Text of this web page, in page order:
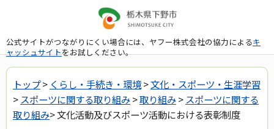
公式サイトがつながりにくい場合には、ヤフー株式会社の協力によるキ
ャッシュサイトをお試しください。
トップ> くらし・手続き・環境>文化・スポーツ・生涯学習
> スポーツに関する取り組み>取り組み> スポーツに関する
取り組み> 文化活動及びスポーツ活動における表彰制度